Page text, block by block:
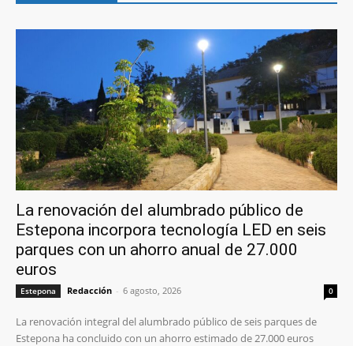
La renovación del alumbrado público de
Estepona incorpora tecnología LED en seis
parques con un ahorro anual de 27.000
euros
Estepona Redacción - 6 agosto, 2026 0
La renovación integral del alumbrado público de seis parques de
Estepona ha concluido con un ahorro estimado de 27.000 euros